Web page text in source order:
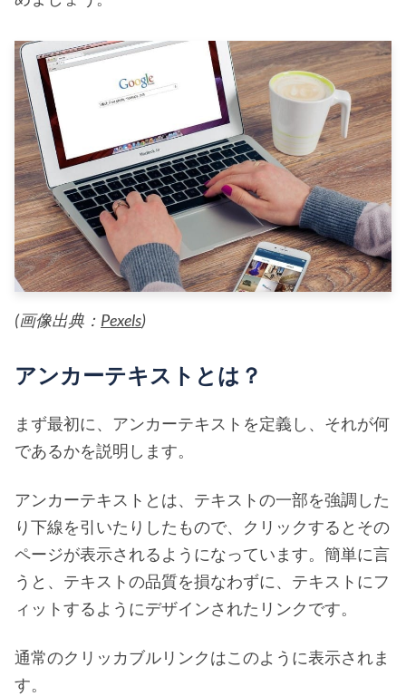
(画像出典： Pexels)
アンカーテキストとは？
まず最初に、アンカーテキストを定義し、それが何
であるかを説明します。
アンカーテキストとは、テキストの一部を強調した
り下線を引いたりしたもので、クリックするとその
ページが表示されるようになっています。簡単に言
うと、テキストの品質を損なわずに、テキストにフ
ィットするようにデザインされたリンクです。
通常のクリッカブルリンクはこのように表示されま
す。